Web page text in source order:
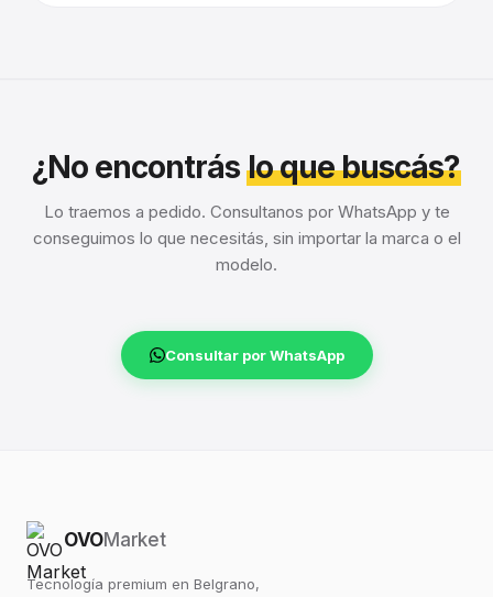
¿No encontráslo que buscás?
Lo traemos a pedido. Consultanos por WhatsApp y te
conseguimos lo que necesitás, sin importar la marca o el
modelo.
Consultar por WhatsApp
OVOMarket
Tecnología premium en Belgrano,